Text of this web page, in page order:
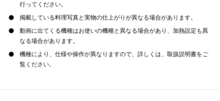
行ってください。
掲載している料理写真と実物の仕上がりが異なる場合があります。
動画に出てくる機種はお使いの機種と異なる場合があり、加熱設定も異
なる場合があります。
機種により、仕様や操作が異なりますので、詳しくは、取扱説明書をご
覧ください。